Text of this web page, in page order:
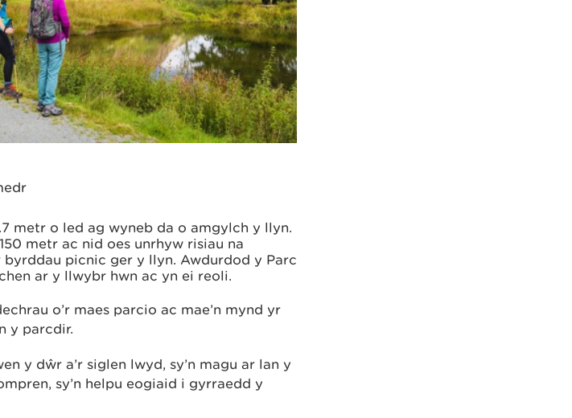
metr o led ag wyneb da o amgylch y llyn.
metr ac nid oes unrhyw risiau na
picnic ger y llyn. Awdurdod y Parc
ar y llwybr hwn ac yn ei reoli.
o’r maes parcio ac mae’n mynd yr
y parcdir.
y dŵr a’r siglen lwyd, sy’n magu ar lan y
sy’n helpu eogiaid i gyrraedd y